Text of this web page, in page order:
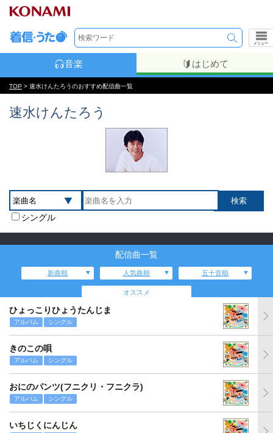
メニュー
音楽 はじめて
TOP > 速水けんたろうのおすすめ配信曲一覧
速水けんたろう
シングル
配信曲一覧
新曲順 人気曲順 五十音順
オススメ
ひょっこりひょうたんじま
アルバム シングル
きのこの唄
アルバム シングル
おにのパンツ(フニクリ・フニクラ)
アルバム シングル
いちじくにんじん